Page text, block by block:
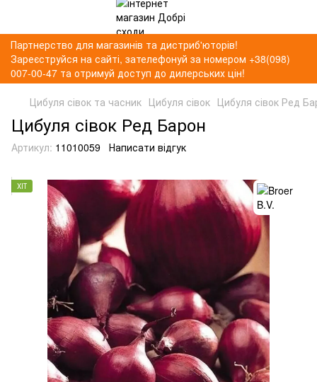
Партнерство для магазинів та дистриб'юторів!
Зареєструйся на сайті, зателефонуй за номером +38(098)
007-00-47 та отримуй доступ до дилерських цін!
Цибуля сівок та часник Цибуля сівок Цибуля сівок Ред
Цибуля сівок Ред Барон
Артикул: 11010059 Написати відгук
ХІТ